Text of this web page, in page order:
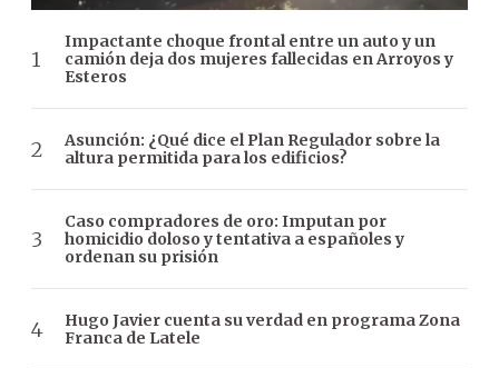
Impactante choque frontal entre un auto y un
camión deja dos mujeres fallecidas en Arroyos y
Esteros
Asunción: ¿Qué dice el Plan Regulador sobre la
altura permitida para los edificios?
Caso compradores de oro: Imputan por
homicidio doloso y tentativa a españoles y
ordenan su prisión
Hugo Javier cuenta su verdad en programa Zona
Franca de Latele